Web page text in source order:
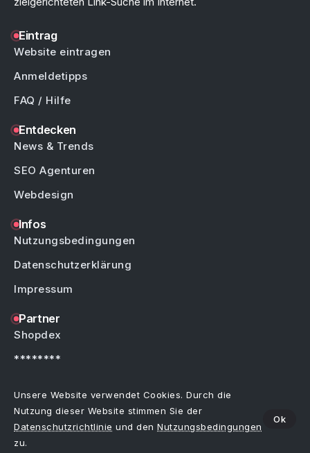
Eintrag
Website eintragen
Anmeldetipps
FAQ / Hilfe
Entdecken
News & Trends
SEO Agenturen
Webdesign
Infos
Nutzungsbedingungen
Datenschutzerklärung
Impressum
Partner
Shopdex
********
Copyright © by Weblinks4U.de – Alle Rechte vorbehalten.
Unsere Website verwendet Cookies. Durch die
Nutzung dieser Website stimmen Sie der
Datenschutzrichtlinie und den Nutzungsbedingungen
zu.
Ok